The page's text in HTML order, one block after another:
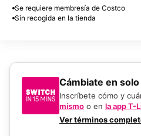
access_time Abrir
Jue.:9:00 a.m. a 8:30 p.m.
Lun.:9:00 a.m. a 8:30
Mar.:9:00 a.m. a 8:30 p.m.
Mié.: 9:00 a.m. a 8:30 p.m.
location_on
1255 NE 48th Ave Hillsboro, OR
Se requiere membresía de Costco
Sin recogida en la tienda
​​​​​​​Cámbiate en
Inscríbete cómo y
mismo o en la app T-
Ver términos